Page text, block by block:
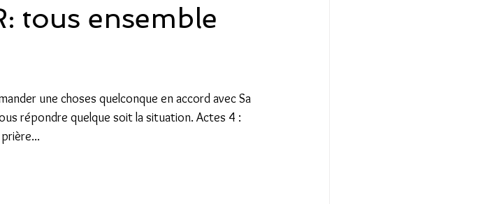
tous ensemble
une choses quelconque en accord avec Sa
répondre quelque soit la situation. Actes 4 :